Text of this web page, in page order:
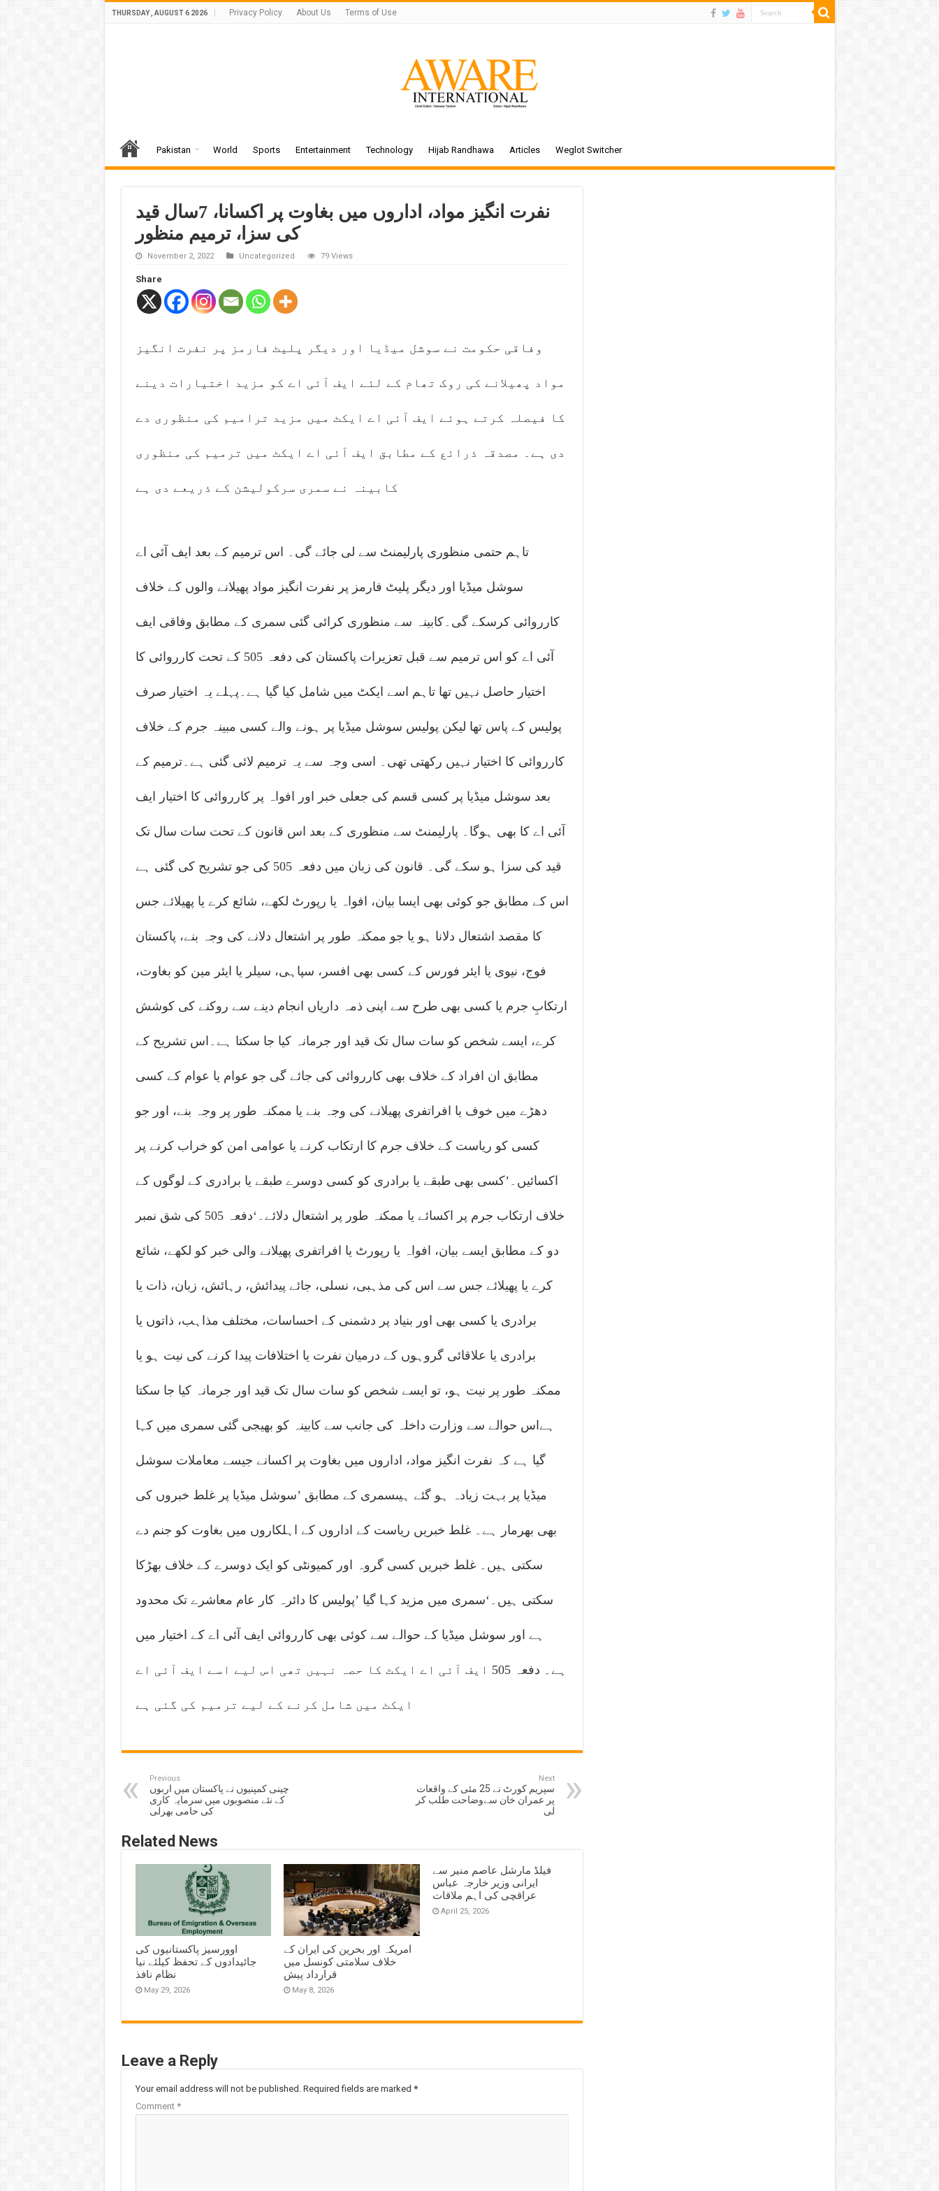
THURSDAY , AUGUST 6 2026 Privacy Policy About Us Terms of Use
Pakistan World Sports Entertainment Technology Hijab Randhawa Articles Weglot Switcher
نفرت انگیز مواد، اداروں میں بغاوت پر اکسانا، 7سال قید
کی سزا، ترمیم منظور
November 2, 2022 Uncategorized 79 Views
Share
وفاقی حکومت نے سوشل میڈیا اور دیگر پلیٹ فارمز پر نفرت انگیز
مواد پھیلانے کی روک تھام کے لئے ایف آئی اے کو مزید اختیارات دینے
کا فیصلہ کرتے ہوئے ایف آئی اے ایکٹ میں مزید ترامیم کی منظوری دے
دی ہے۔ مصدقہ ذرائع کے مطابق ایف آئی اے ایکٹ میں ترمیم کی منظوری
کابینہ نے سمری سرکولیشن کے ذریعے دی ہے
تاہم حتمی منظوری پارلیمنٹ سے لی جائے گی۔ اس ترمیم کے بعد ایف آئی اے
سوشل میڈیا اور دیگر پلیٹ فارمز پر نفرت انگیز مواد پھیلانے والوں کے خلاف
کارروائی کرسکے گی۔کابینہ سے منظوری کرائی گئی سمری کے مطابق وفاقی ایف
آئی اے کو اس ترمیم سے قبل تعزیرات پاکستان کی دفعہ 505 کے تحت کارروائی کا
اختیار حاصل نہیں تھا تاہم اسے ایکٹ میں شامل کیا گیا ہے۔پہلے یہ اختیار صرف
پولیس کے پاس تھا لیکن پولیس سوشل میڈیا پر ہونے والے کسی مبینہ جرم کے خلاف
کارروائی کا اختیار نہیں رکھتی تھی۔ اسی وجہ سے یہ ترمیم لائی گئی ہے۔ترمیم کے
بعد سوشل میڈیا پر کسی قسم کی جعلی خبر اور افواہ پر کارروائی کا اختیار ایف
آئی اے کا بھی ہوگا۔ پارلیمنٹ سے منظوری کے بعد اس قانون کے تحت سات سال تک
قید کی سزا ہو سکے گی۔ قانون کی زبان میں دفعہ 505 کی جو تشریح کی گئی ہے
اس کے مطابق جو کوئی بھی ایسا بیان، افواہ یا رپورٹ لکھے، شائع کرے یا پھیلائے جس
کا مقصد اشتعال دلانا ہو یا جو ممکنہ طور پر اشتعال دلانے کی وجہ بنے، پاکستان
فوج، نیوی یا ایئر فورس کے کسی بھی افسر، سپاہی، سیلر یا ایئر مین کو بغاوت،
ارتکابِ جرم یا کسی بھی طرح سے اپنی ذمہ داریاں انجام دینے سے روکنے کی کوشش
کرے، ایسے شخص کو سات سال تک قید اور جرمانہ کیا جا سکتا ہے۔اس تشریح کے
مطابق ان افراد کے خلاف بھی کارروائی کی جائے گی جو عوام یا عوام کے کسی
دھڑے میں خوف یا افراتفری پھیلانے کی وجہ بنے یا ممکنہ طور پر وجہ بنے، اور جو
کسی کو ریاست کے خلاف جرم کا ارتکاب کرنے یا عوامی امن کو خراب کرنے پر
اکسائیں۔’کسی بھی طبقے یا برادری کو کسی دوسرے طبقے یا برادری کے لوگوں کے
خلاف ارتکاب جرم پر اکسائے یا ممکنہ طور پر اشتعال دلائے۔‘دفعہ 505 کی شق نمبر
دو کے مطابق ایسے بیان، افواہ یا رپورٹ یا افراتفری پھیلانے والی خبر کو لکھے، شائع
کرے یا پھیلائے جس سے اس کی مذہبی، نسلی، جائے پیدائش، رہائش، زبان، ذات یا
برادری یا کسی بھی اور بنیاد پر دشمنی کے احساسات، مختلف مذاہب، ذاتوں یا
برادری یا علاقائی گروہوں کے درمیان نفرت یا اختلافات پیدا کرنے کی نیت ہو یا
ممکنہ طور پر نیت ہو، تو ایسے شخص کو سات سال تک قید اور جرمانہ کیا جا سکتا
ہےاس حوالے سے وزارت داخلہ کی جانب سے کابینہ کو بھیجی گئی سمری میں کہا
گیا ہے کہ نفرت انگیز مواد، اداروں میں بغاوت پر اکسانے جیسے معاملات سوشل
میڈیا پر بہت زیادہ ہو گئے ہیںسمری کے مطابق ’سوشل میڈیا پر غلط خبروں کی
بھی بھرمار ہے۔ غلط خبریں ریاست کے اداروں کے اہلکاروں میں بغاوت کو جنم دے
سکتی ہیں۔ غلط خبریں کسی گروہ اور کمیونٹی کو ایک دوسرے کے خلاف بھڑکا
سکتی ہیں۔‘سمری میں مزید کہا گیا ’پولیس کا دائرہ کار عام معاشرے تک محدود
ہے اور سوشل میڈیا کے حوالے سے کوئی بھی کارروائی ایف آئی اے کے اختیار میں
ہے۔ دفعہ 505 ایف آئی اے ایکٹ کا حصہ نہیں تھی اس لیے اسے ایف آئی اے
ایکٹ میں شامل کرنے کے لیے ترمیم کی گئی ہے
Previous
چینی کمپنیوں نے پاکستان میں اربوں
کے نئے منصوبوں میں سرمایہ کاری
کی حامی بھرلی
Next
سپریم کورٹ نے 25 مئی کے واقعات
پر عمران خان سےوضاحت طلب کر
لی
Related News
اوورسیز پاکستانیوں کی
جائیدادوں کے تحفظ کیلئے نیا
نظام نافذ
May 29, 2026
امریکہ اور بحرین کی ایران کے
خلاف سلامتی کونسل میں
قرارداد پیش
May 8, 2026
فیلڈ مارشل عاصم منیر سے
ایرانی وزیر خارجہ عباس
عراقچی کی اہم ملاقات
April 25, 2026
Leave a Reply
Your email address will not be published. Required fields are marked *
Comment *